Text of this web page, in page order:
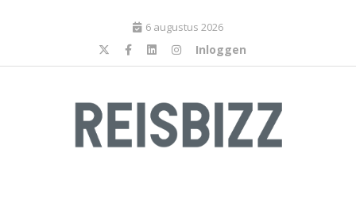
6 augustus 2026
Inloggen